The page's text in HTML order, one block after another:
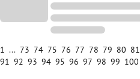
1 ... 73 74 75 76 77 78 79 80 81
91 92 93 94 95 96 97 98 99 100